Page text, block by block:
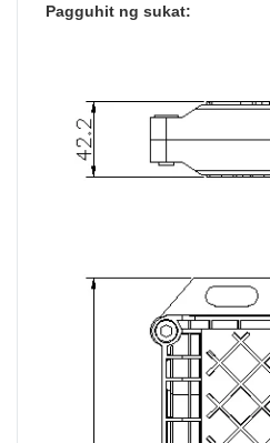
Pagguhit ng sukat: